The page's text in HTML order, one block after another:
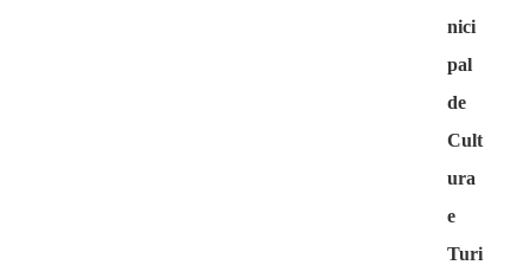
nici
pal
de
Cult
ura
e
Turi